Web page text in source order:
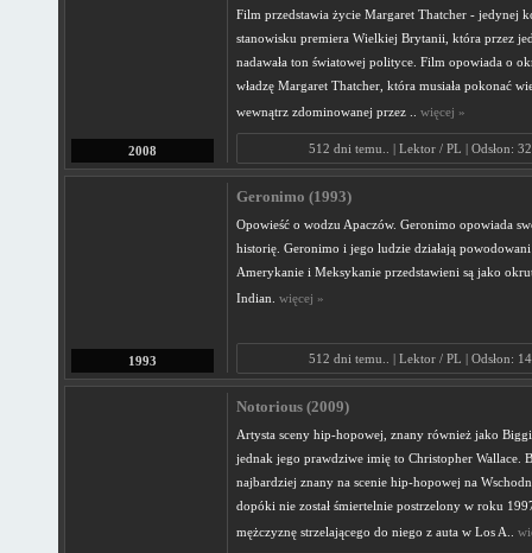
2008
Film przedstawia życie Margaret Thatcher - jedynej
stanowisku premiera Wielkiej Brytanii, która przez
nadawała ton światowej polityce. Film opowiada o
władzę Margaret Thatcher, która musiała pokonać
wewnątrz zdominowanej przez .. więcej »
512 dni temu.. | Lektor / PL | Odsłon:
1993
Geronimo (1993)
Opowieść o wodzu Apaczów. Geronimo opowiada
historię. Geronimo i jego ludzie działają powodowani
Amerykanie i Meksykanie przedstawieni są jako
Indian. więcej »
512 dni temu.. | Lektor / PL | Odsłon:
Notorious (2009)
Artysta sceny hip-hopowej, znany również jako
jednak jego prawdziwe imię to Christopher Wallace.
najbardziej znany na scenie hip-hopowej na
dopóki nie został śmiertelnie postrzelony w roku
mężczyznę strzelającego do niego z auta w Los A..